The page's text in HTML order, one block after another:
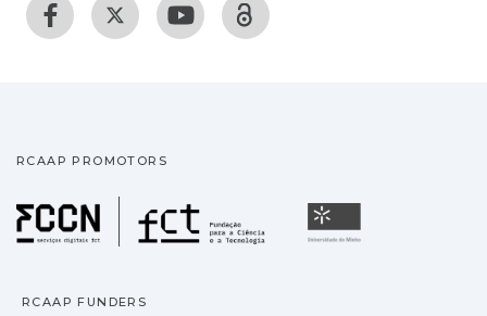
RCAAP PROMOTORS
Fundação para a
RCAAP FUNDERS